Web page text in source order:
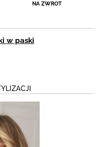
NA ZWROT
w paski